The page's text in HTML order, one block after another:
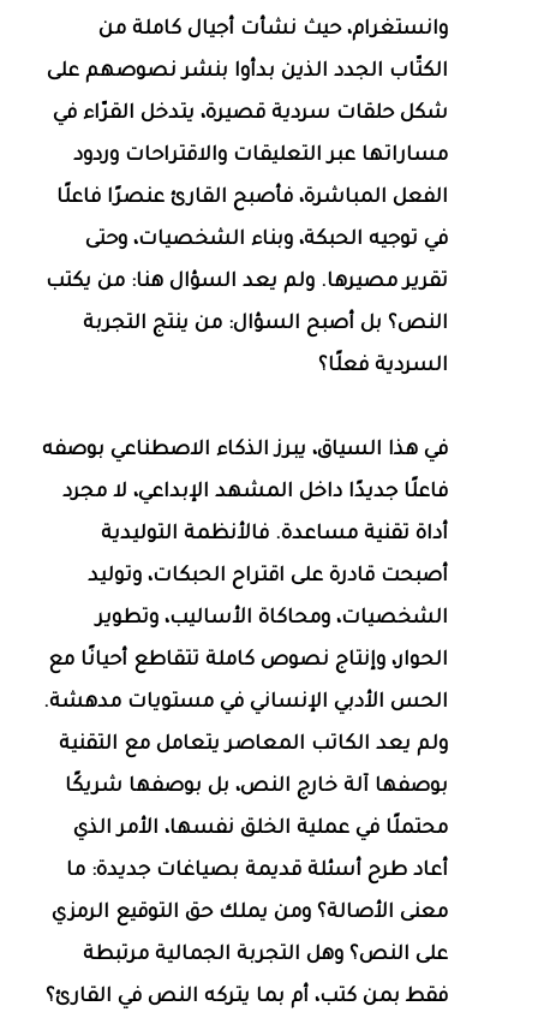
وانستغرام، حيث نشأت أجيال كاملة من
الكتّاب الجدد الذين بدأوا بنشر نصوصهم على
شكل حلقات سردية قصيرة، يتدخل القرّاء في
مساراتها عبر التعليقات والاقتراحات وردود
الفعل المباشرة، فأصبح القارئ عنصرًا فاعلًا
في توجيه الحبكة، وبناء الشخصيات، وحتى
تقرير مصيرها. ولم يعد السؤال هنا: من يكتب
النص؟ بل أصبح السؤال: من ينتج التجربة
السردية فعلًا؟
في هذا السياق، يبرز الذكاء الاصطناعي بوصفه
فاعلًا جديدًا داخل المشهد الإبداعي، لا مجرد
أداة تقنية مساعدة. فالأنظمة التوليدية
أصبحت قادرة على اقتراح الحبكات، وتوليد
الشخصيات، ومحاكاة الأساليب، وتطوير
الحوار، وإنتاج نصوص كاملة تتقاطع أحيانًا مع
الحس الأدبي الإنساني في مستويات مدهشة.
ولم يعد الكاتب المعاصر يتعامل مع التقنية
بوصفها آلة خارج النص، بل بوصفها شريكًا
محتملًا في عملية الخلق نفسها، الأمر الذي
أعاد طرح أسئلة قديمة بصياغات جديدة: ما
معنى الأصالة؟ ومن يملك حق التوقيع الرمزي
على النص؟ وهل التجربة الجمالية مرتبطة
فقط بمن كتب، أم بما يتركه النص في القارئ؟